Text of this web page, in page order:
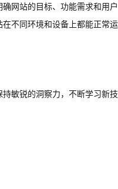
网站的目标、功能需求和用
不同环境和设备上都能正常
敏锐的洞察力，不断学习新